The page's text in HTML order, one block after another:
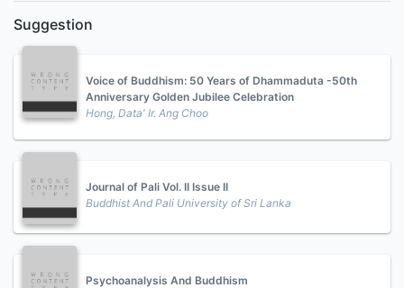
Suggestion
Voice of Buddhism: 50 Years of Dhammaduta -50th
Anniversary Golden Jubilee Celebration
Hong, Data' Ir. Ang Choo
Journal of Pali Vol. II Issue II
Buddhist And Pali University of Sri Lanka
Psychoanalysis And Buddhism